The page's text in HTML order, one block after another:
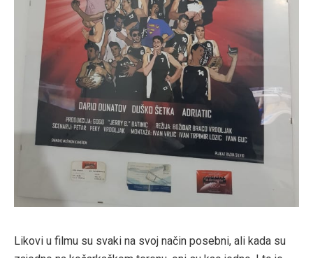
Likovi u filmu su svaki na svoj način posebni, ali kada su